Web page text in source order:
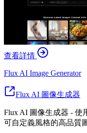
查看詳情
Flux AI Image Generator
Flux AI 圖像生成器
Flux AI 圖像生成器 - 使
可自定義風格的高品質